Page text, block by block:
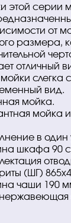
этой серии
от
размера,
отличный
слегка
вид.
мойка.
мойка
в один
шкафа 90
(ШГ)
чаши 190